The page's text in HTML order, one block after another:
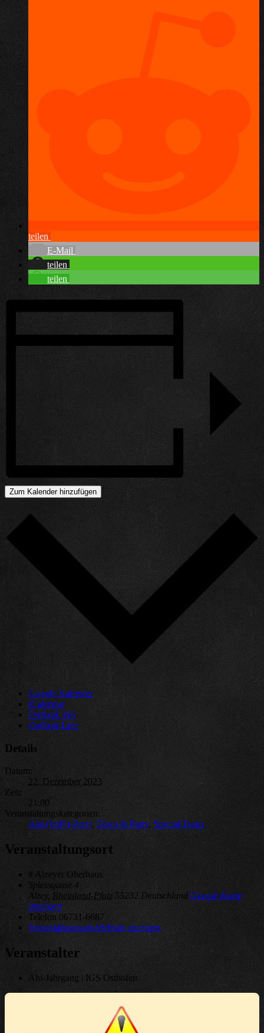
teilen
E-Mail
teilen
teilen
Zum Kalender hinzufügen
Google Kalender
iCalendar
Outlook 365
Outlook Live
Details
Datum:
22. Dezember 2023
Zeit:
21:00
Veranstaltungskategorien:
Abi-(VoFi)-Party, Disco & Party,Special Dates
Veranstaltungsort
# Alzeyer Oberhaus
Spiessgasse 4
Alzey, Rheinland-Pfalz 55232 Deutschland Google Karte
anzeigen
Telefon 06731-6687
Veranstaltungsort-Website anzeigen
Veranstalter
Abi-Jahrgang | IGS Osthofen